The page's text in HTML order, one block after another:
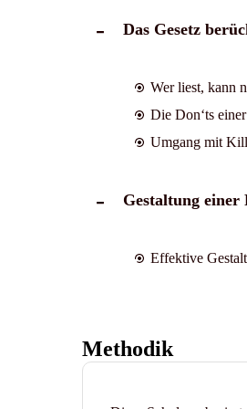
Das Gesetz
Wer liest, kann
Die Don‘ts
Umgang mit
Gestaltung einer
Effektive
Methodik